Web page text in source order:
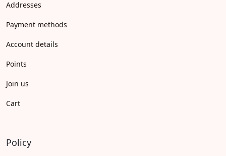
Addresses
Payment methods
Account details
Points
Join us
Cart
Policy